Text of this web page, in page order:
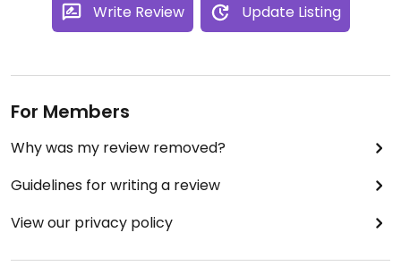
Write Review Update Listing
For Members
Why was my review removed?
Guidelines for writing a review
View our privacy policy